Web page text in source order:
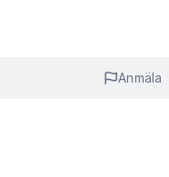
Anmäla